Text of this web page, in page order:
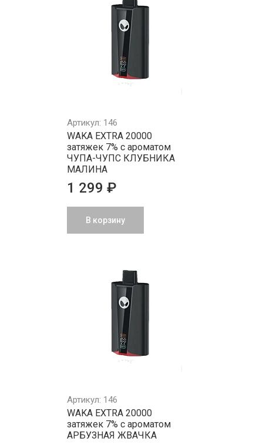
Артикул: 146
WAKA EXTRA 20000
затяжек 7% с ароматом
ЧУПА-ЧУПС КЛУБНИКА
МАЛИНА
1 299 ₽
В корзину
Артикул: 146
WAKA EXTRA 20000
затяжек 7% с ароматом
АРБУЗНАЯ ЖВАЧКА